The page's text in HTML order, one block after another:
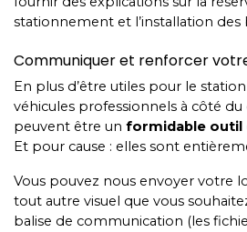
stationnement et l’installation des
Communiquer et renforcer
En plus d’être utiles pour le
véhicules professionnels à côté du
peuvent être un formidable outil
Et pour cause : elles sont
Vous pouvez nous envoyer votre
tout autre visuel que vous
balise de communication (les